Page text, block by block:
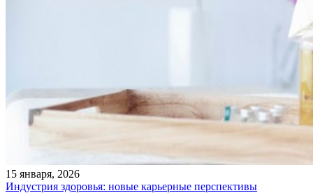
15 января, 2026
Индустрия здоровья: новые карьерные перспективы